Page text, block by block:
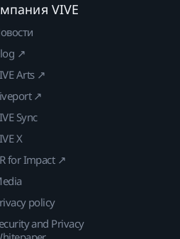
VIVE
↗
Arts ↗
↗
Sync
X
for Impact ↗
policy
and Privacy